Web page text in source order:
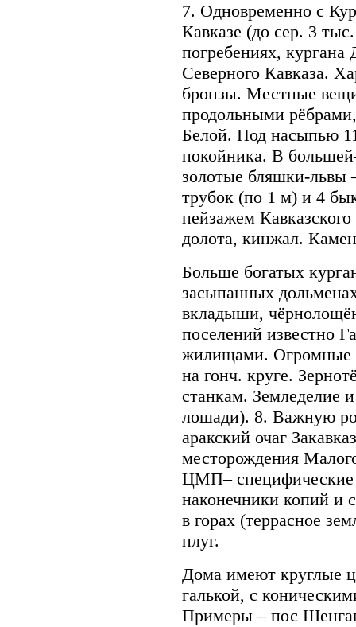
7. Одновременно с
Кавказе (до сер. 3
погребениях,
Северного Кавказа.
бронзы. Местные
продольными
Белой. Под насыпью
покойника. В
золотые бляшки-львы
трубок (по 1 м) и 4
пейзажем
долота, кинжал.
Больше богатых
засыпанных
вкладыши,
поселений известно
жилищами. Огромные
на гонч. круге.
станкам. Земледелие
лошади). 8. Важную
аракский очаг
месторождения
ЦМП– специфические
наконечники копий и
в горах (террасное
плуг.
Дома имеют круглые
галькой, с
Примеры – пос